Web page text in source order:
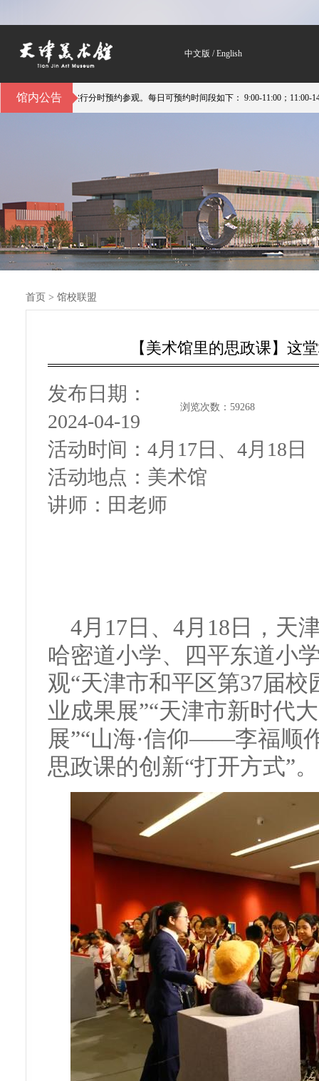
中文版 /English
馆内公告
日） 实行分时预约参观。每日可预约时间段如下： 9:00-11:00；11:00-14:00；
首页 > 馆校联盟
【美术馆里的思政课】这
发布日期：
2024-04-19
浏览次数： 59268
活动时间： 4月17日、4月18日
活动地点： 美术馆
讲师： 田老师
4月17日、4月18日，天
哈密道小学、四平东道小
观“天津市和平区第37届
业成果展”“天津市新时代
展”“山海·信仰——李福顺
思政课的创新“打开方式”。